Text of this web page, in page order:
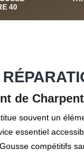
40
de
souvent un
essentiel
compétitifs